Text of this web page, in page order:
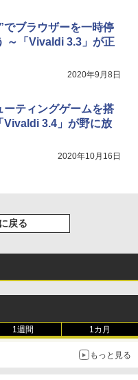
でブラウザーを一時停
～「Vivaldi 3.3」が正
2020年9月8日
ーティングゲームを搭
Vivaldi 3.4」が野に放
2020年10月16日
戻る
1週間 1カ月
もっと見る